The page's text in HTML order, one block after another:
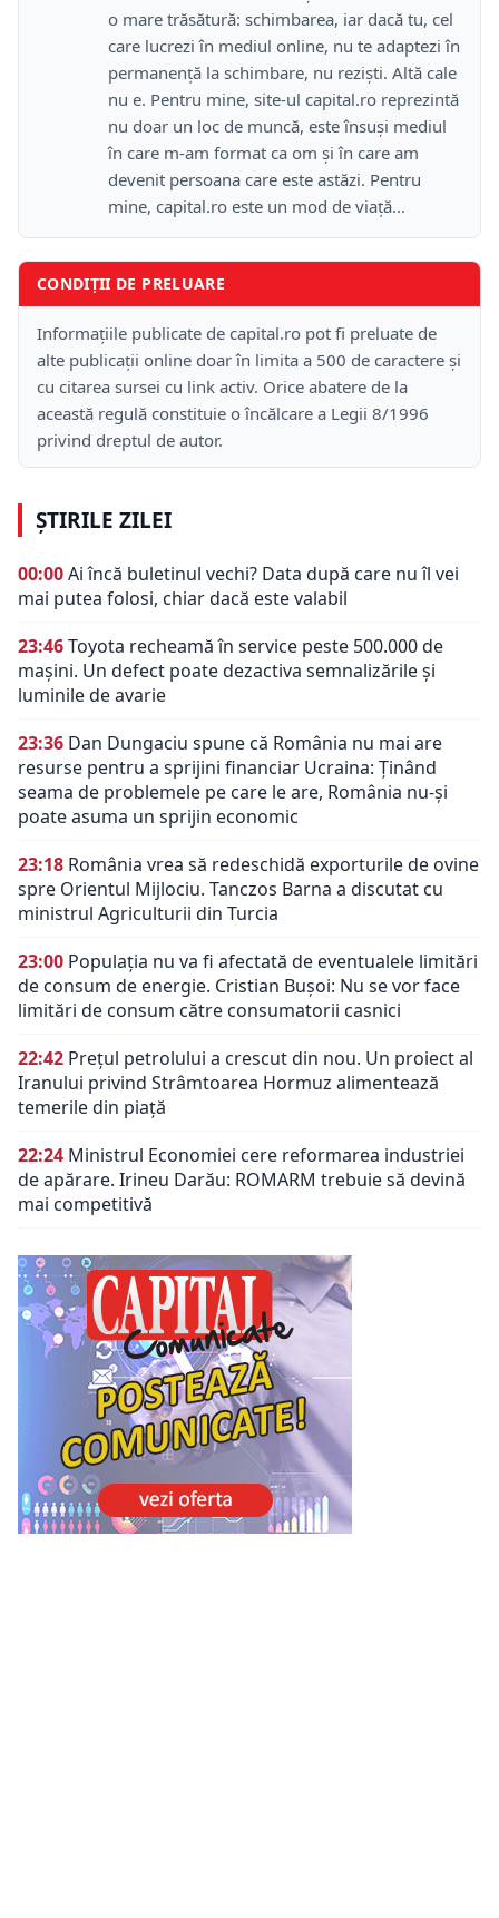
o mare trăsătură: schimbarea, iar dacă tu, cel
care lucrezi în mediul online, nu te adaptezi în
permanență la schimbare, nu reziști. Altă cale
nu e. Pentru mine, site-ul capital.ro reprezintă
nu doar un loc de muncă, este însuși mediul
în care m-am format ca om și în care am
devenit persoana care este astăzi. Pentru
mine, capital.ro este un mod de viață...
CONDIȚII DE PRELUARE
Informațiile publicate de capital.ro pot fi preluate de
alte publicații online doar în limita a 500 de caractere și
cu citarea sursei cu link activ. Orice abatere de la
această regulă constituie o încălcare a Legii 8/1996
privind dreptul de autor.
ȘTIRILE ZILEI
00:00Ai încă buletinul vechi? Data după care nu îl vei
mai putea folosi, chiar dacă este valabil
23:46Toyota recheamă în service peste 500.000 de
mașini. Un defect poate dezactiva semnalizările și
luminile de avarie
23:36 Dan Dungaciu spune că România nu mai are
resurse pentru a sprijini financiar Ucraina: Ținând
seama de problemele pe care le are, România nu-și
poate asuma un sprijin economic
23:18 România vrea să redeschidă exporturile de ovine
spre Orientul Mijlociu. Tanczos Barna a discutat cu
ministrul Agriculturii din Turcia
23:00 Populația nu va fi afectată de eventualele limitări
de consum de energie. Cristian Bușoi: Nu se vor face
limitări de consum către consumatorii casnici
22:42 Prețul petrolului a crescut din nou. Un proiect al
Iranului privind Strâmtoarea Hormuz alimentează
temerile din piață
22:24 Ministrul Economiei cere reformarea industriei
de apărare. Irineu Darău: ROMARM trebuie să devină
mai competitivă